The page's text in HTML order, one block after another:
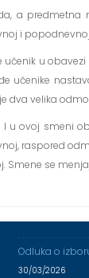
a
i
u
učenike
velika
u ovoj smeni
raspored
Smene se
Odluka o
30/03/2026